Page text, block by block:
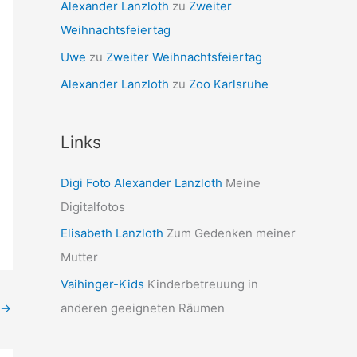
→
Alexander Lanzloth zu Zweiter
Weihnachtsfeiertag
Uwe zu Zweiter Weihnachtsfeiertag
Alexander Lanzloth zu Zoo Karlsruhe
Links
Digi Foto Alexander Lanzloth Meine
Digitalfotos
Elisabeth Lanzloth Zum Gedenken meiner
Mutter
Vaihinger-Kids Kinderbetreuung in
anderen geeigneten Räumen